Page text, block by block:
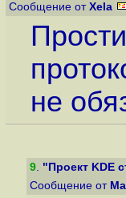
Сообщение от Xela
не
9. "Проект KDE
Сообщение от